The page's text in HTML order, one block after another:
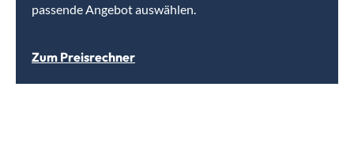
passende Angebot auswählen.
Zum Preisrechner